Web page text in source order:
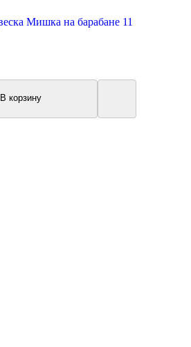
Мишка на барабане 11
В корзину